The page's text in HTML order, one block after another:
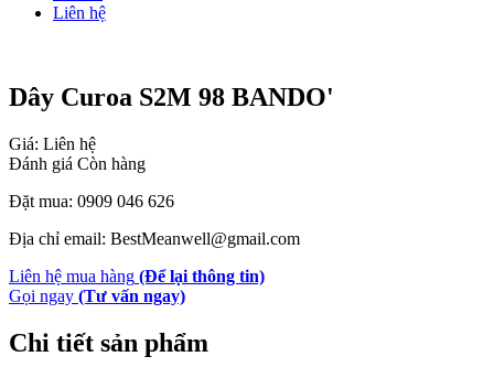
Liên hệ
Dây Curoa S2M 98 BANDO'
Giá: Liên hệ
Đánh giá Còn hàng
Đặt mua: 0909 046 626
Địa chỉ email: BestMeanwell@gmail.com
Liên hệ mua hàng (Để lại thông tin)
Gọi ngay (Tư vấn ngay)
Chi tiết sản phẩm